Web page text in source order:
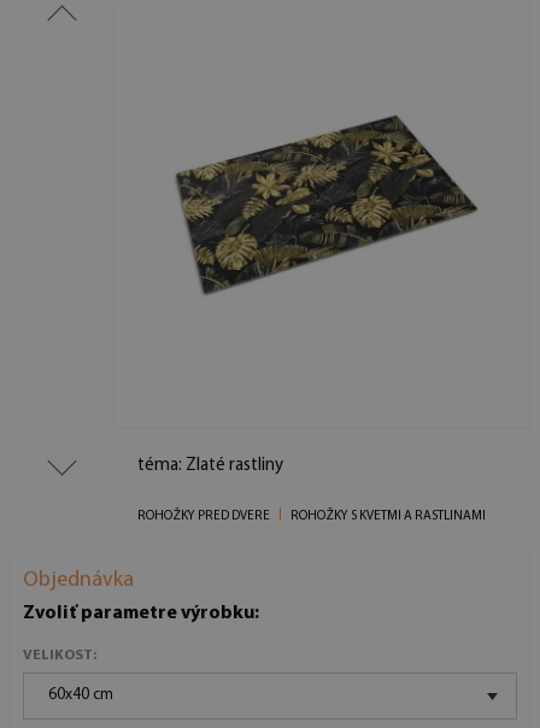
téma: Zlaté rastliny
ROHOŽKY PRED DVERE ROHOŽKY S KVETMI A RASTLINAMI
Objednávka
Zvoliť parametre výrobku:
VELIKOST:
60x40 cm